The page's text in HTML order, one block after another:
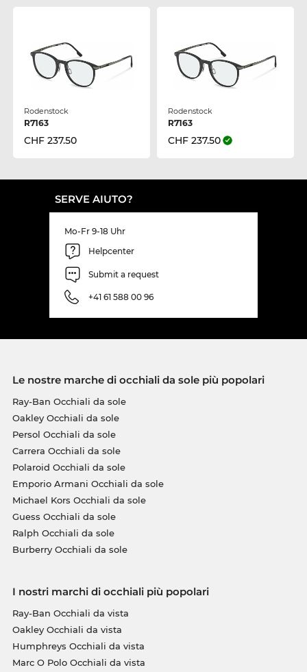
Rodenstock
R7163
CHF 237.50
Rodenstock
R7163
CHF 237.50
SERVE AIUTO?
Mo-Fr 9-18 Uhr
Helpcenter
Submit a request
+41 61 588 00 96
Le nostre marche di occhiali da sole più popolari
Ray-Ban Occhiali da sole
Oakley Occhiali da sole
Persol Occhiali da sole
Carrera Occhiali da sole
Polaroid Occhiali da sole
Emporio Armani Occhiali da sole
Michael Kors Occhiali da sole
Guess Occhiali da sole
Ralph Occhiali da sole
Burberry Occhiali da sole
I nostri marchi di occhiali più popolari
Ray-Ban Occhiali da vista
Oakley Occhiali da vista
Humphreys Occhiali da vista
Marc O Polo Occhiali da vista